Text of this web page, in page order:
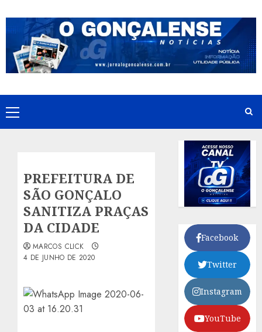
to
content
Primary
Menu
PREFEITURA DE
SÃO GONÇALO
SANITIZA PRAÇAS
DA CIDADE
MARCOS CLICK
4 DE JUNHO DE 2020
Facebook
Twitter
Instagram
YouTube